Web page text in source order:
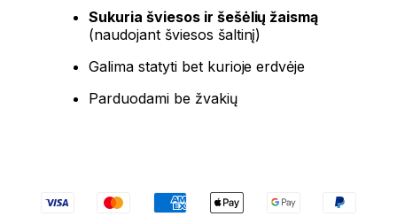
Sukuria šviesos ir šešėlių žaismą
(naudojant šviesos šaltinį)
Galima statyti bet kurioje erdvėje
Parduodami be žvakių